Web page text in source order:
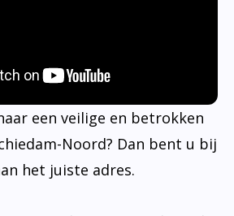
een veilige en betrokken
Noord? Dan bent u bij
het juiste adres.